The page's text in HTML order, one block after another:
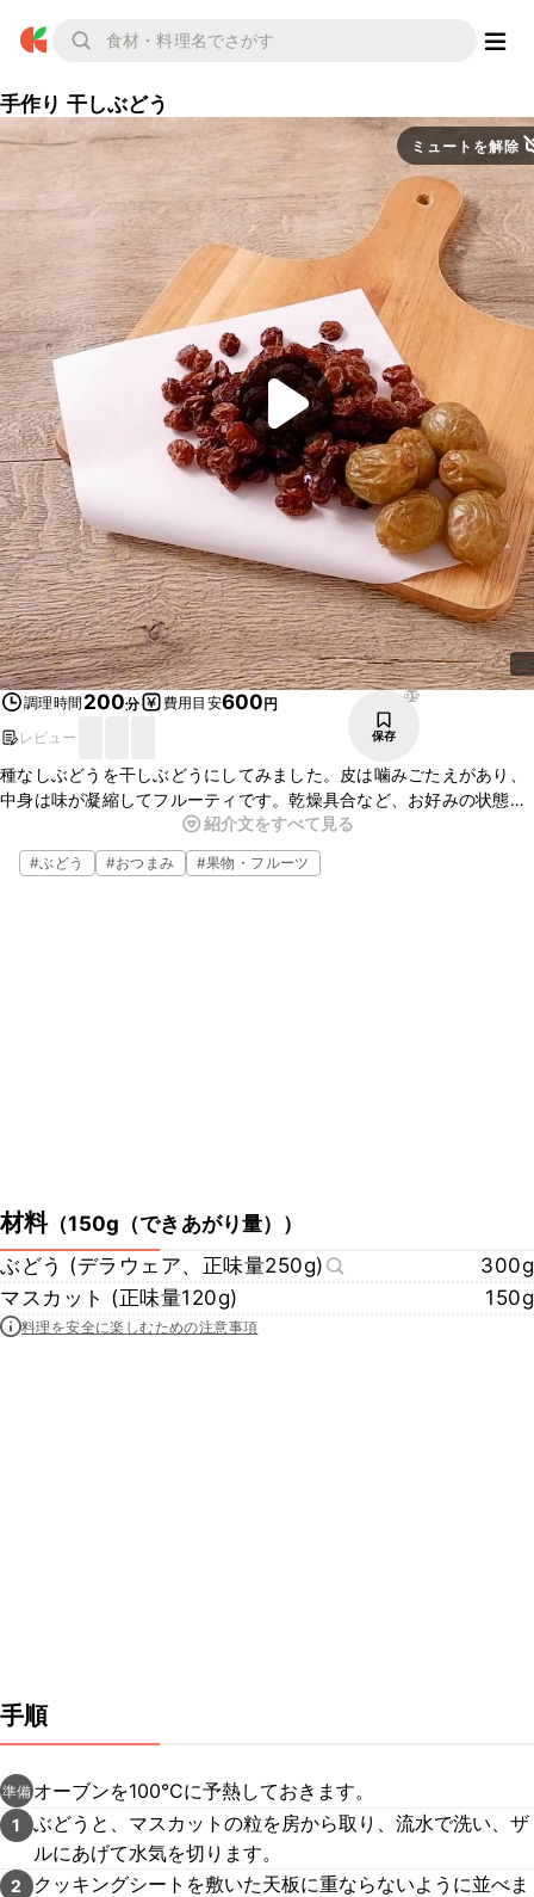
手作り 干しぶどう
ミュートを解除
調理時間 200分 費用目安600円
レビュー
95
保存
種なしぶどうを干しぶどうにしてみました。皮は噛みごたえがあり、
中身は味が凝縮してフルーティです。乾燥具合など、お好みの状態に
作ることができるのが、手作りの良いところですね。パンやお菓子作
りに利用したり、朝食のヨーグルトに入れたり、お酒のおつまみにも
楽しめますよ。
紹介文をすべて見る
#ぶどう #おつまみ #果物・フルーツ
材料（150g（できあがり量） ）
ぶどう (デラウェア、正味量250g)
300g
マスカット (正味量120g)
150g
料理を安全に楽しむための注意事項
手順
準備 オーブンを100°Cに予熱しておきます。
1
ぶどうと、マスカットの粒を房から取り、流水で洗い、ザ
ルにあげて水気を切ります。
2
クッキングシートを敷いた天板に重ならないように並べま